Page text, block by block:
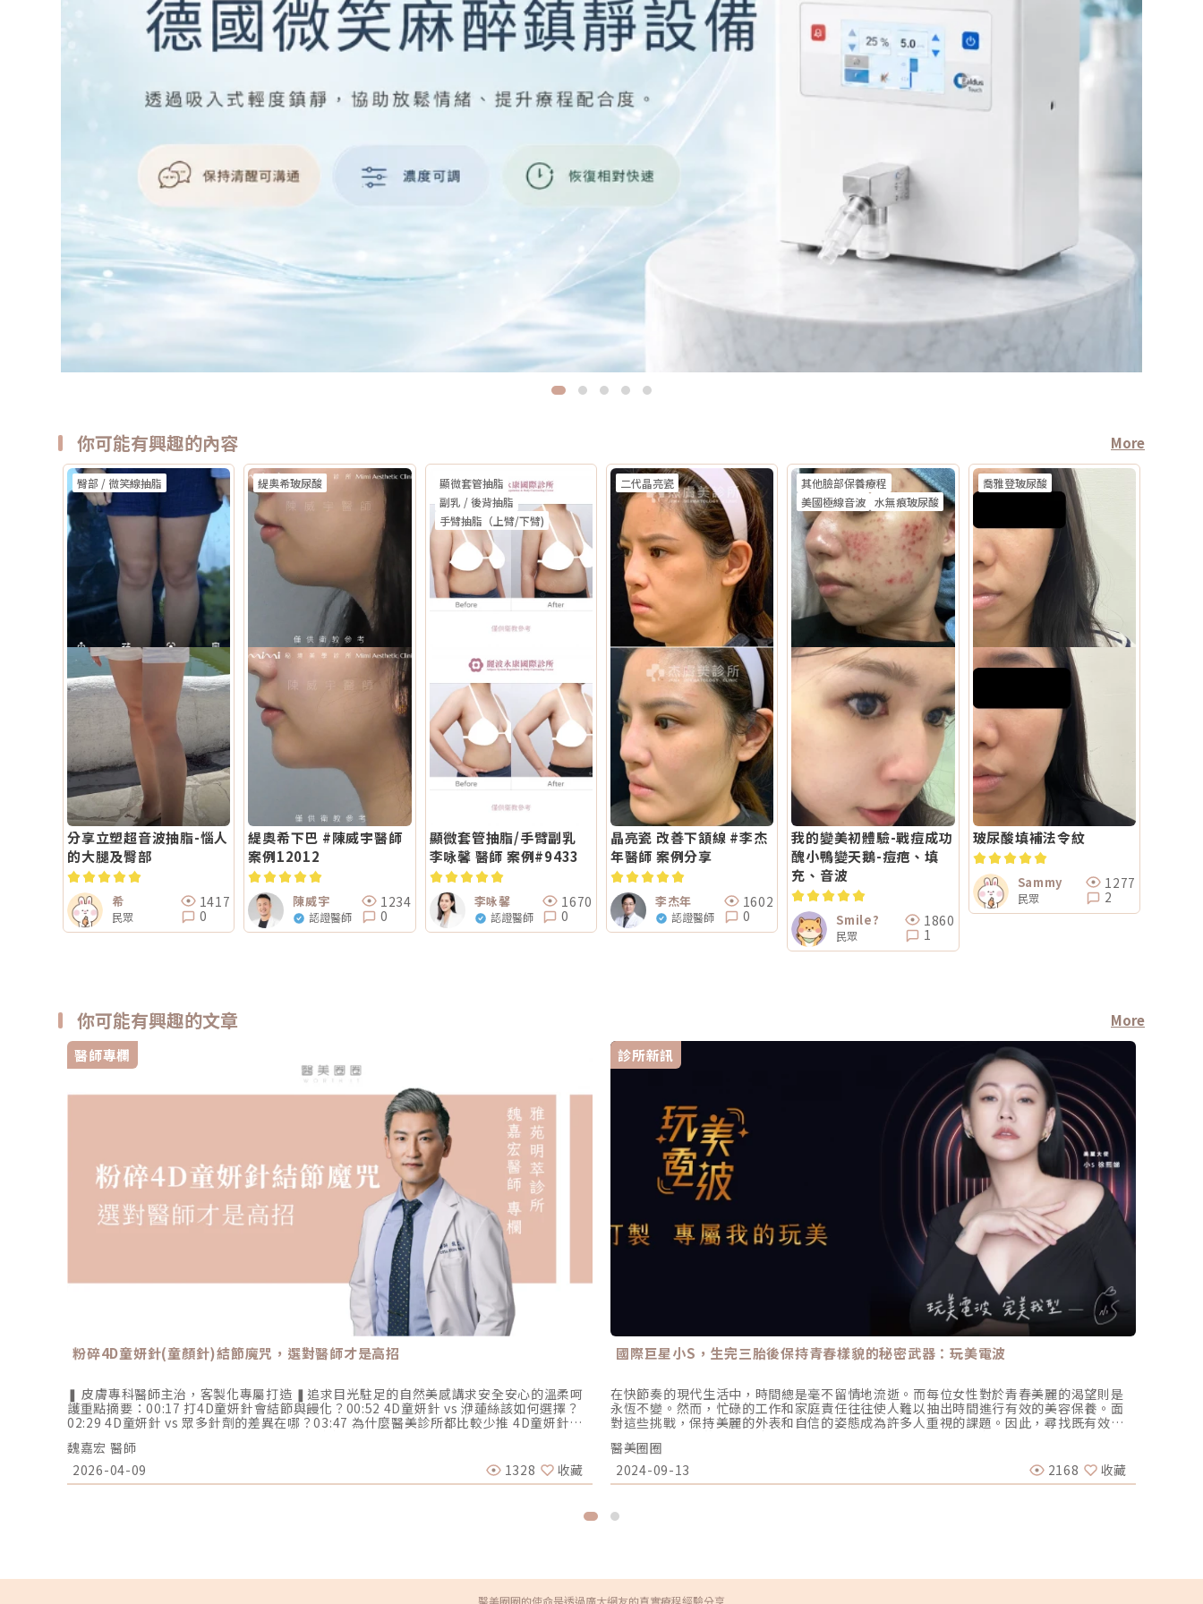
你可能有興趣的內容 More
臀部 / 微笑線抽脂
分享立塑超音波抽脂-惱人
的大腿及臀部
希
民眾
1417
0
緹奧希玻尿酸
緹奧希下巴 #陳威宇醫師
案例12012
陳威宇
認證醫師
1234
0
顯微套管抽脂
副乳 / 後背抽脂
手臂抽脂（上臂/下臂)
顯微套管抽脂/手臂副乳
李咏馨 醫師 案例#9433
李咏馨
認證醫師
1670
0
二代晶亮瓷
晶亮瓷 改善下頷線 #李杰
年醫師 案例分享
李杰年
認證醫師
1602
0
其他臉部保養療程
美國極線音波
水無痕玻尿酸
我的變美初體驗-戰痘成功
醜小鴨變天鵝-痘疤、填
充、音波
Smile?
民眾
1860
1
喬雅登玻尿酸
玻尿酸填補法令紋
Sammy
民眾
1277
2
你可能有興趣的文章
More
醫師專欄
粉碎4D童妍針(童顏針)結節魔咒，選對醫師才是高招
❚ 皮膚專科醫師主治，客製化專屬打造 ❚追求目光駐足的自然美感講求安全安心的溫柔呵
護重點摘要：00:17 打4D童妍針會結節與饅化？00:52 4D童妍針 vs 洢蓮絲該如何選擇？
02:29 4D童妍針 vs 眾多針劑的差異在哪？03:47 為什麼醫美診所都比較少推 4D童妍針？
LINE諮詢 (民權館) line.me/R/ti/p/@skindrwei追蹤ＦＢ：facebook.com/skindrwei/
追蹤ＩＧ：instagram.com/skindredrl官方網站：https://skindrwei.com
魏嘉宏 醫師
2026-04-09
1328 收藏
診所新訊
國際巨星小S，生完三胎後保持青春樣貌的秘密武器：玩美電波
在快節奏的現代生活中，時間總是毫不留情地流逝。而每位女性對於青春美麗的渴望則是
永恆不變。然而，忙碌的工作和家庭責任往往使人難以抽出時間進行有效的美容保養。面
對這些挑戰，保持美麗的外表和自信的姿態成為許多人重視的課題。因此，尋找既有效又
能融入日常生活的美容解決方案顯得更為重要。MIIDO品川診所應運而生，致力於滿足現代
女性對專業且不推銷的醫美服務，讓每位客戶輕鬆擁有煥然一新的美麗，帶來真正的自信
和滿足感。長久以來，每位女性對於青春常駐的憧憬從未改變，而「Oligio玩美電波」正
是實現這願望的完美神器。專為亞洲肌膚打造，有效對抗肌膚鬆弛、細紋等老化問題。療
長時間進行美容護理，「Oligio玩美電波」恰好成為最佳選擇，輕鬆維持青春自信，無需
打擾日常生活即可達到理想的美肌效果。那麼，作為「Oligio玩美電波」的代言人—小S生
疼痛感輕微，「Oligio玩美電波」是小S青春之鑰？身為國際巨星的小S（徐熙娣），在娛
樂圈中一直以青春靚麗的形象和幽默風趣的主持風格廣受許多粉絲的愛戴。儘管年過40，
醫美圈圈
2024-09-13
2168 收藏
用影響